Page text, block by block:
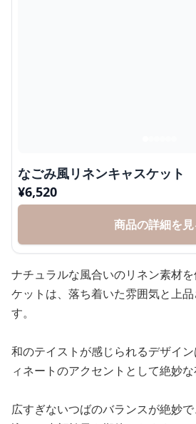
なごみ風リネンキャスケット
¥6,520
商品の詳細を見
ナチュラルな風合いのリネン素材
ケットは、落ち着いた雰囲気と上
す。
和のテイストが感じられるデザイ
ィネートのアクセントとして絶妙な
広すぎないつばのバランスが絶妙